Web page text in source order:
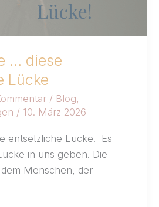
… diese
Lücke
/ Blog,
/ 10. März 2026
entsetzliche Lücke. Es
in uns geben. Die
Menschen, der